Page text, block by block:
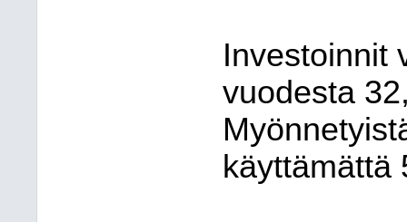
Investoinnit
vuodesta
käyttämättä